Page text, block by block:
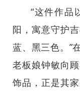
“这件作品
阳，寓意守护
蓝、黑三色。”
老板娘钟敏向
饰品，正是其